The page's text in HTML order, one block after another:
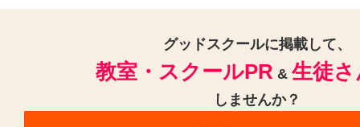
名和駅(愛知)(1)
長久手古戦場駅
三河三谷駅(1)
富士松駅(1)
堀田駅(名古屋市営)(1)
小幡駅(
高師駅(1)
原駅(愛知)(1)
吉良
グッドスクールに掲載して、
教室・スクールPR & 生徒
しませんか？